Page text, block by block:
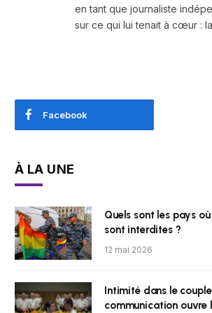
en tant que journaliste
sur ce qui lui tenait à cœur :
Facebook
À LA UNE
Quels sont les pays
sont interdites ?
12 mai 2026
Intimité dans le
communication ouvre